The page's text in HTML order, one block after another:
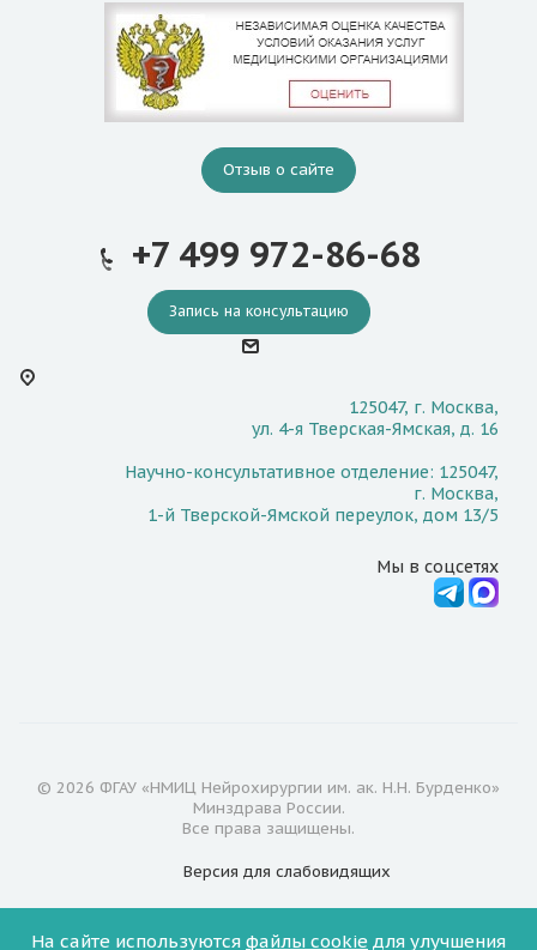
Отзыв о сайте
+7 499 972-86-68
Запись на консультацию
125047, г. Москва,
ул. 4-я Тверская-Ямская, д. 16
Научно-консультативное отделение: 125047,
г. Москва,
1-й Тверской-Ямской переулок, дом 13/5
Мы в соцсетях
© 2026 ФГАУ «НМИЦ Нейрохирургии им. ак. Н.Н. Бурденко»
Минздрава России.
Все права защищены.
Версия для слабовидящих
На сайте используются файлы cookie для улучшения